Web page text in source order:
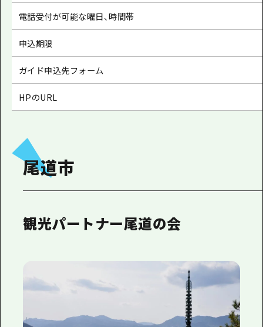
電話受付が可能な曜日、時間帯
申込期限
ガイド申込先フォーム
HPのURL
尾道市
観光パートナー尾道の会